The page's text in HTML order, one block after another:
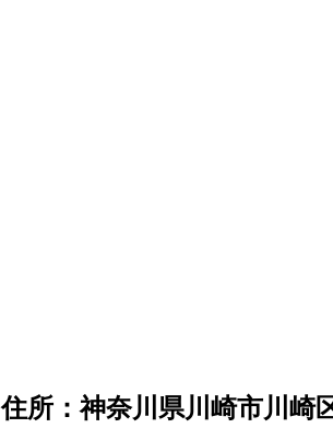
住所：神奈川県川崎市川崎